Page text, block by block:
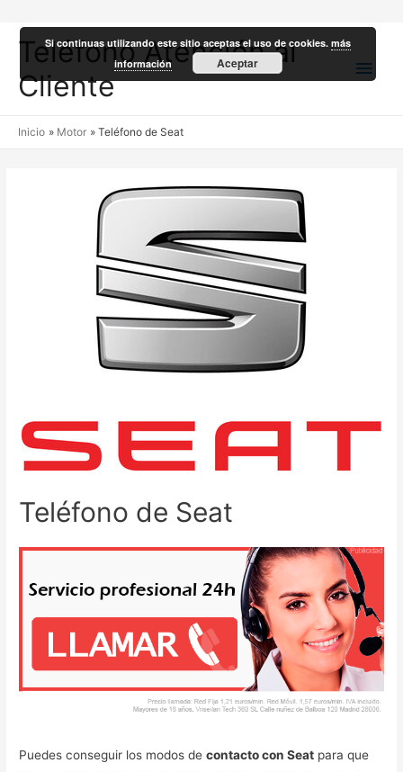
Teléfono Atención al
Cliente
Inicio Motor Teléfono de Seat
Teléfono de Seat
Puedes conseguir los modos decontacto con Seat para que
Si continuas utilizando este sitio aceptas el uso de cookies.más
información
Aceptar